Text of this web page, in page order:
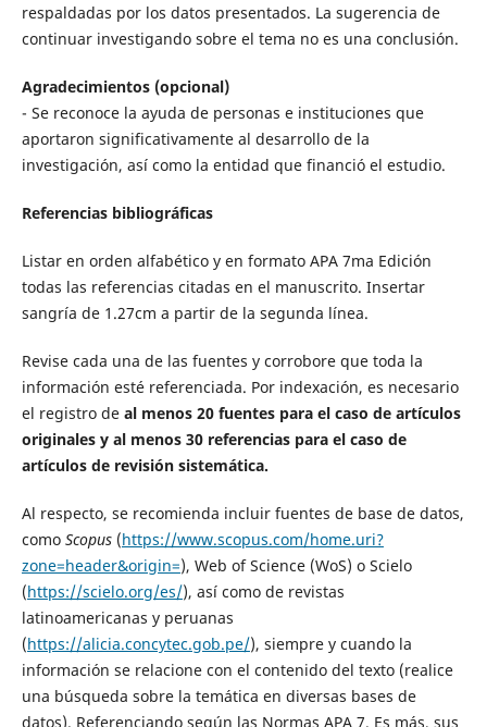
respaldadas por los datos presentados. La sugerencia de
continuar investigando sobre el tema no es una conclusión.
Agradecimientos (opcional)
- Se reconoce la ayuda de personas e instituciones que
aportaron significativamente al desarrollo de la
investigación, así como la entidad que financió el estudio.
Referencias bibliográficas
Listar en orden alfabético y en formato APA 7ma Edición
todas las referencias citadas en el manuscrito. Insertar
sangría de 1.27cm a partir de la segunda línea.
Revise cada una de las fuentes y corrobore que toda la
información esté referenciada. Por indexación, es necesario
el registro de al menos 20 fuentes para el caso de artículos
originales y al menos 30 referencias para el caso de
artículos de revisión sistemática.
Al respecto, se recomienda incluir fuentes de base de datos,
como Scopus(https://www.scopus.com/home.uri?
zone=header&origin=), Web of Science (WoS) o Scielo
(https://scielo.org/es/), así como de revistas
latinoamericanas y peruanas
(https://alicia.concytec.gob.pe/), siempre y cuando la
información se relacione con el contenido del texto (realice
una búsqueda sobre la temática en diversas bases de
datos). Referenciando según las Normas APA 7. Es más, sus